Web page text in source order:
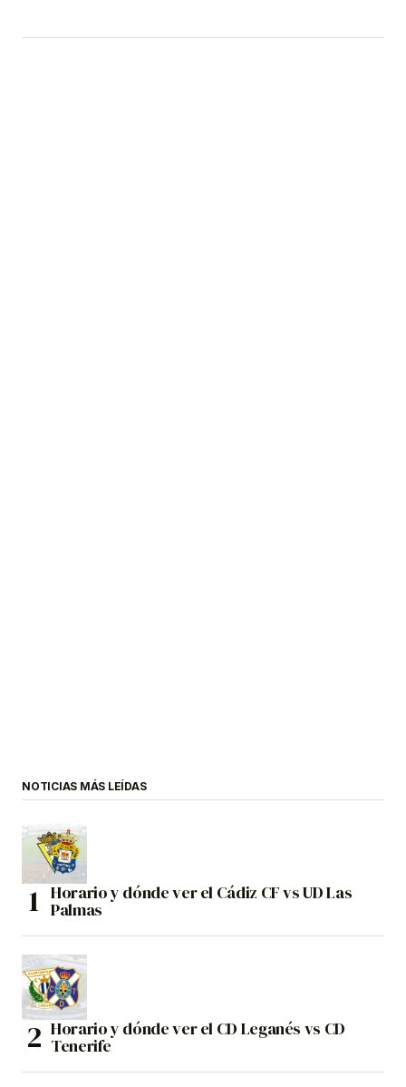
NOTICIAS MÁS LEÍDAS
Horario y dónde ver el Cádiz CF vs UD Las
Palmas
Horario y dónde ver el CD Leganés vs CD
Tenerife